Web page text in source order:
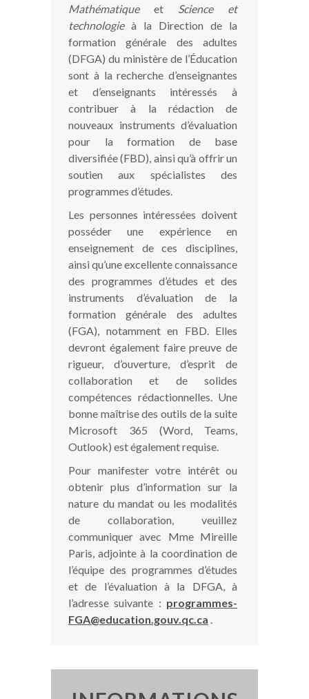
Mathématiqueet Science et
technologieà la Direction de la
formation générale des adultes
(DFGA) du ministère de l’Éducation
sont à la recherche d’enseignantes
et d’enseignants intéressés à
contribuer à la rédaction de
nouveaux instruments d’évaluation
pour la formation de base
diversifiée (FBD), ainsi qu’à offrir un
soutien aux spécialistes des
programmes d’études.
Les personnes intéressées doivent
posséder une expérience en
enseignement de ces disciplines,
ainsi qu’une excellente connaissance
des programmes d’études et des
instruments d’évaluation de la
formation générale des adultes
(FGA), notamment en FBD. Elles
devront également faire preuve de
rigueur, d’ouverture, d’esprit de
collaboration et de solides
compétences rédactionnelles. Une
bonne maîtrise des outils de la suite
Microsoft 365 (Word, Teams,
Outlook) est également requise.
Pour manifester votre intérêt ou
obtenir plus d’information sur la
nature du mandat ou les modalités
de collaboration, veuillez
communiquer avec Mme Mireille
Paris, adjointe à la coordination de
l’équipe des programmes d’études
et de l’évaluation à la DFGA, à
l’adresse suivante : programmes-
FGA@education.gouv.qc.ca .